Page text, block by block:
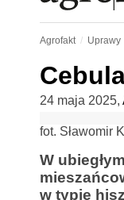
Agrofakt Uprawy
24 maja 2025,
fot. Sławomir
W
w typie